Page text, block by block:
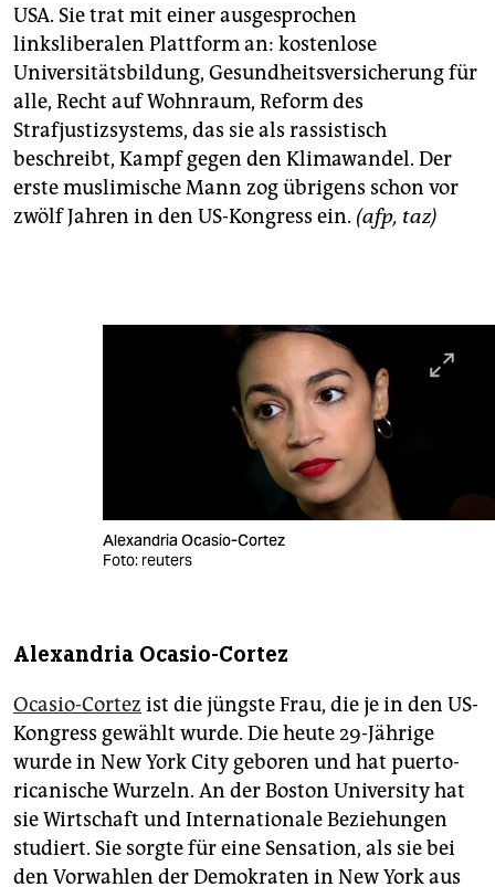
USA. Sie trat mit einer ausgesprochen
linksliberalen Plattform an: kostenlose
Universitätsbildung, Gesundheitsversicherung für
alle, Recht auf Wohnraum, Reform des
Strafjustizsystems, das sie als rassistisch
beschreibt, Kampf gegen den Klimawandel. Der
erste muslimische Mann zog übrigens schon vor
zwölf Jahren in den US-Kongress ein. (afp, taz)
Alexandria Ocasio-Cortez
Foto: reuters
Alexandria Ocasio-Cortez
Ocasio-Cortez ist die jüngste Frau, die je in den US-
Kongress gewählt wurde. Die heute 29-Jährige
wurde in New York City geboren und hat puerto-
ricanische Wurzeln. An der Boston University hat
sie Wirtschaft und Internationale Beziehungen
studiert. Sie sorgte für eine Sensation, als sie bei
den Vorwahlen der Demokraten in New York aus